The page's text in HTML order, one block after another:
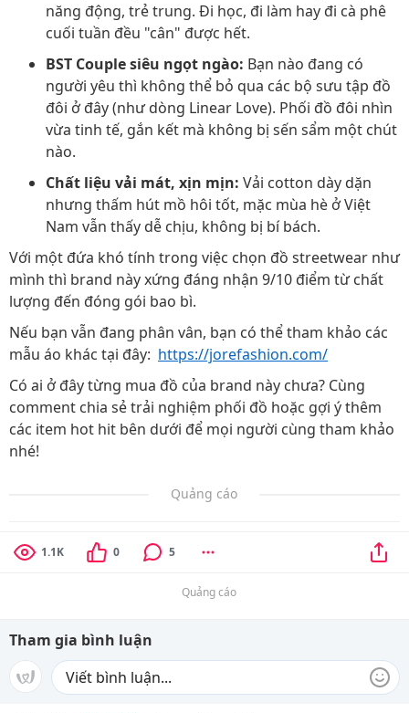
năng động, trẻ trung. Đi học, đi làm hay đi cà phê
cuối tuần đều "cân" được hết.
BST Couple siêu ngọt ngào: Bạn nào đang có
người yêu thì không thể bỏ qua các bộ sưu tập đồ
đôi ở đây (như dòng Linear Love). Phối đồ đôi nhìn
vừa tinh tế, gắn kết mà không bị sến sẩm một chút
nào.
Chất liệu vải mát, xịn mịn: Vải cotton dày dặn
nhưng thấm hút mồ hôi tốt, mặc mùa hè ở Việt
Nam vẫn thấy dễ chịu, không bị bí bách.
Với một đứa khó tính trong việc chọn đồ streetwear như
mình thì brand này xứng đáng nhận 9/10 điểm từ chất
lượng đến đóng gói bao bì.
Nếu bạn vẫn đang phân vân, bạn có thể tham khảo các
mẫu áo khác tại đây: https://jorefashion.com/
Có ai ở đây từng mua đồ của brand này chưa? Cùng
comment chia sẻ trải nghiệm phối đồ hoặc gợi ý thêm
các item hot hit bên dưới để mọi người cùng tham khảo
nhé!
Quảng cáo
1.1K 0 5
Quảng cáo
Tham gia bình luận